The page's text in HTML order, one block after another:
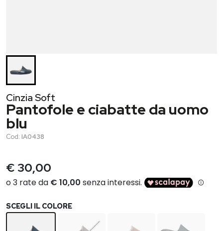
Cinzia Soft
Pantofole e ciabatte da uomo
blu
Cod: IA0438
€ 30,00
SCEGLI IL COLORE